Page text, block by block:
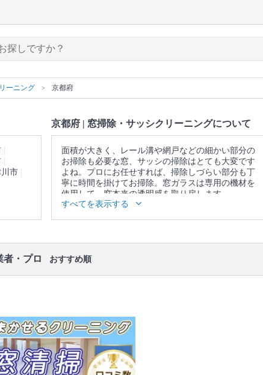
ーニング 京都府
市
京都府 | 窓掃除・サッシクリーニングについて
面積が大きく、レール溝や網戸などの細かい部分の
お掃除も必要な窓、サッシの掃除はとても大変です
よね。プロにお任せすれば、掃除しづらい部分も丁
寧に時間を掛けてお掃除。窓ガラスは専用の機材を
使用して、窓本来の透明感を取り戻します。
▼表示価格に含まれる窓掃除・サッシクリーニング
の作業範囲
口コミもご参照ください。
※本ページでは一部プロモーションを含む場合があ
すべてを表示する
者・プロ おすすめ順